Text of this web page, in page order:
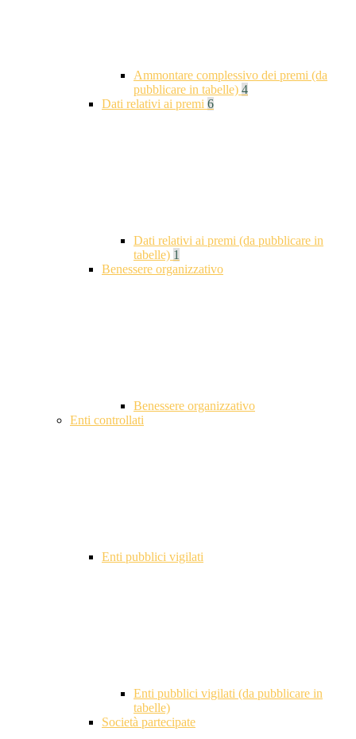
Ammontare complessivo dei premi (da
pubblicare in tabelle) 4
Dati relativi ai premi 6
Dati relativi ai premi (da pubblicare in
tabelle) 1
Benessere organizzativo
Benessere organizzativo
Enti controllati
Enti pubblici vigilati
Enti pubblici vigilati (da pubblicare in
tabelle)
Società partecipate